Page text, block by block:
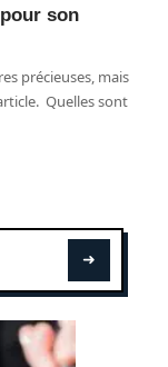
son
précieuses, mais
Quelles sont